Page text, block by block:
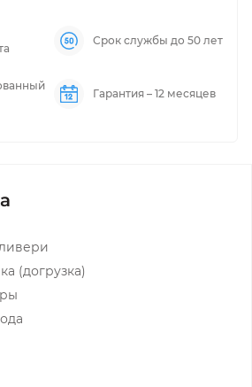
Срок службы до 50 лет
Гарантия – 12 месяцев
(догрузка)